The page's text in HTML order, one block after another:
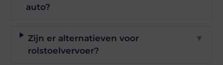
auto?
Zijn er alternatieven voor
rolstoelvervoer?
▼